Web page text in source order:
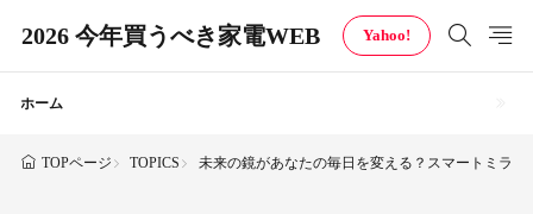
2026 今年買うべき家電WEB Yahoo!
ホーム
TOPページ TOPICS 未来の鏡があなたの毎日を変える？スマートミラ